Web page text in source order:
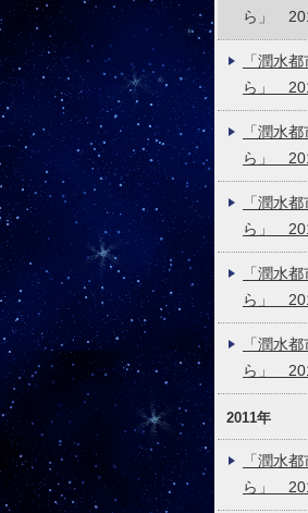
ら」
「潤水
ら」
「潤水
ら」
「潤水
ら」
「潤水
ら」
「潤水
ら」
2011年
「潤水
ら」